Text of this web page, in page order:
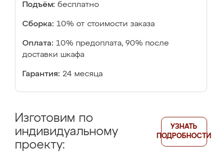
Подъём: бесплатно
Сборка: 10% от стоимости заказа
Оплата: 10% предоплата, 90% после
доставки шкафа
Гарантия: 24 месяца
Изготовим по
индивидуальному
проекту:
УЗНАТЬ
ПОДРОБНОСТИ